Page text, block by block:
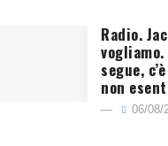
Radio.
segue,
non
06/08/